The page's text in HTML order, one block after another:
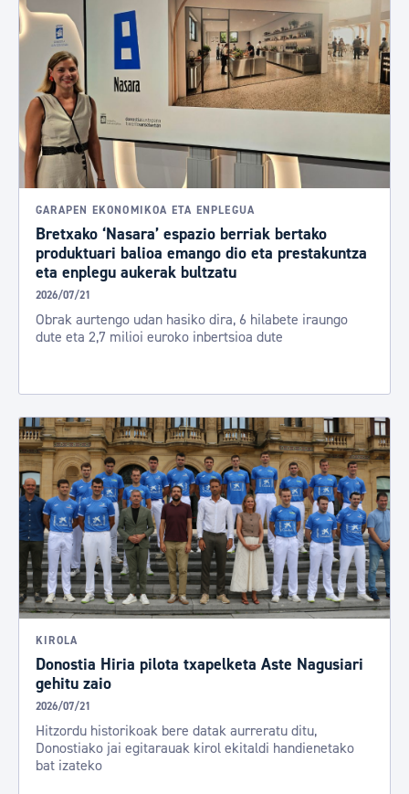
GARAPEN EKONOMIKOA ETA ENPLEGUA
Bretxako ‘Nasara’ espazio berriak bertako
produktuari balioa emango dio eta prestakuntza
eta enplegu aukerak bultzatu
2026/07/21
Obrak aurtengo udan hasiko dira, 6 hilabete iraungo
dute eta 2,7 milioi euroko inbertsioa dute
KIROLA
Donostia Hiria pilota txapelketa Aste Nagusiari
gehitu zaio
2026/07/21
Hitzordu historikoak bere datak aurreratu ditu,
Donostiako jai egitarauak kirol ekitaldi handienetako
bat izateko